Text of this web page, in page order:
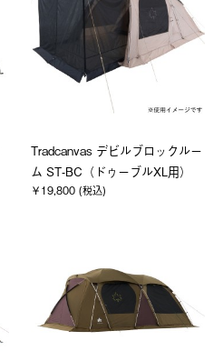
Tradcanvas デビルブロックルー
ム ST-BC（ドゥーブルXL用）
￥19,800 (税込)